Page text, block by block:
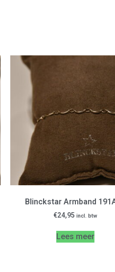
Blinckstar Armband
€24,95 incl. btw
Lees meer